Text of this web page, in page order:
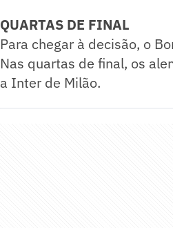
QUARTAS DE FINAL
Para chegar à decisão, o
Nas quartas de final, os
a Inter de Milão.